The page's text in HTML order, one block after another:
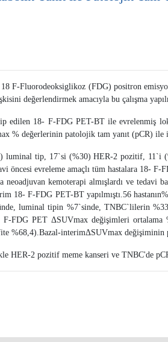
F-Fluorodeoksiglikoz (FDG) positron
değerlendirmek amacıyla bu çalışma
edilen 18- F-FDG PET-BT ile evrelenmiş
% değerlerinin patolojik tam yanıt (pCR) ile
luminal tip, 17`si (%30) HER-2 pozitif,
evreleme amaçlı tüm hastalara 18- F-
kemoterapi almışlardı ve tedavi
18- F-FDG PET-BT yapılmıştı.56
luminal tipin %7`sinde, TNBC`lilerin
FDG PET ΔSUVmax değişimleri ortalama
%68,4).Bazal-interimΔSUVmax
HER-2 pozitif meme kanseri ve TNBC'de